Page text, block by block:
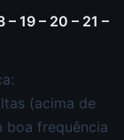
– 19 – 20 – 21 –
(acima de
boa frequência